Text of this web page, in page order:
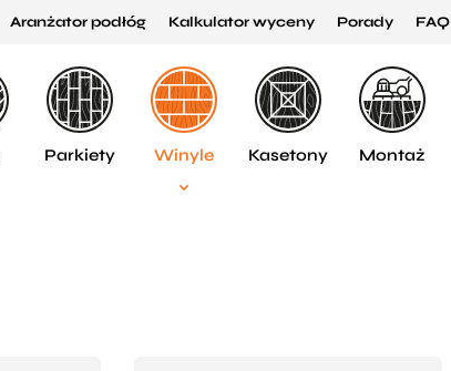
Aranżator podłóg Kalkulator wyceny Porady FAQ
Parkiety Winyle Kasetony Montaż